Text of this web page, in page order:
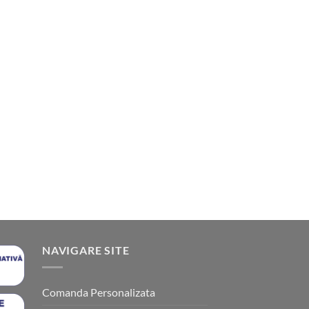
NAVIGARE SITE
Comanda Personalizata